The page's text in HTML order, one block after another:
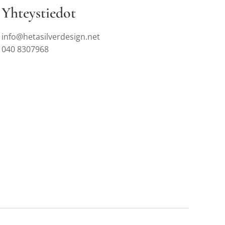
Yhteystiedot
info@hetasilverdesign.net
040 8307968